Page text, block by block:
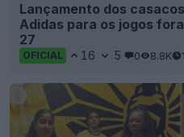
Lançamento dos
Adidas para os jogos
27
OFICIAL 16 5 0 8.8K